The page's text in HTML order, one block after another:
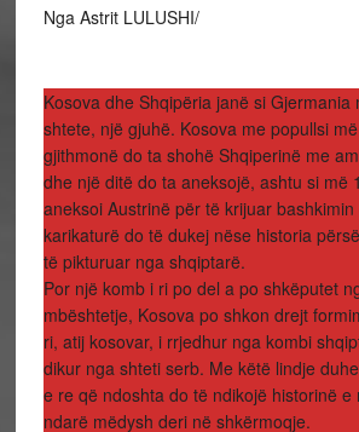
Nga Astrit LULUSHI/
Kosova dhe Shqipëria janë si Gjermania
shtete, një gjuhë. Kosova me popullsi
gjithmonë do ta shohë Shqiperinë me
dhe një ditë do ta aneksojë, ashtu si më
aneksoi Austrinë për të krijuar
karikaturë do të dukej nëse historia
të pikturuar nga shqiptarë.
Por një komb i ri po del a po shkëputet
mbështetje, Kosova po shkon drejt
ri, atij kosovar, i rrjedhur nga kombi
dikur nga shteti serb. Me këtë lindje
e re që ndoshta do të ndikojë historinë e
ndarë mëdysh deri në shkërmoqje.